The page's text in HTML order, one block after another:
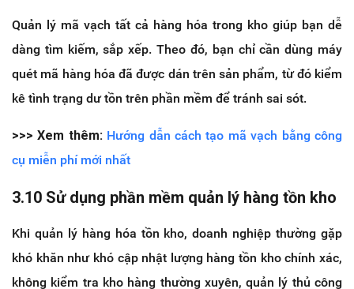
Quản lý mã vạch tất cả hàng hóa trong kho giúp bạn dễ
dàng tìm kiếm, sắp xếp. Theo đó, bạn chỉ cần dùng máy
quét mã hàng hóa đã được dán trên sản phẩm, từ đó kiểm
kê tình trạng dư tồn trên phần mềm để tránh sai sót.
>>> Xem thêm: Hướng dẫn cách tạo mã vạch bằng công
cụ miễn phí mới nhất
3.10 Sử dụng phần mềm quản lý hàng tồn kho
Khi quản lý hàng hóa tồn kho, doanh nghiệp thường gặp
khó khăn như khó cập nhật lượng hàng tồn kho chính xác,
không kiểm tra kho hàng thường xuyên, quản lý thủ công